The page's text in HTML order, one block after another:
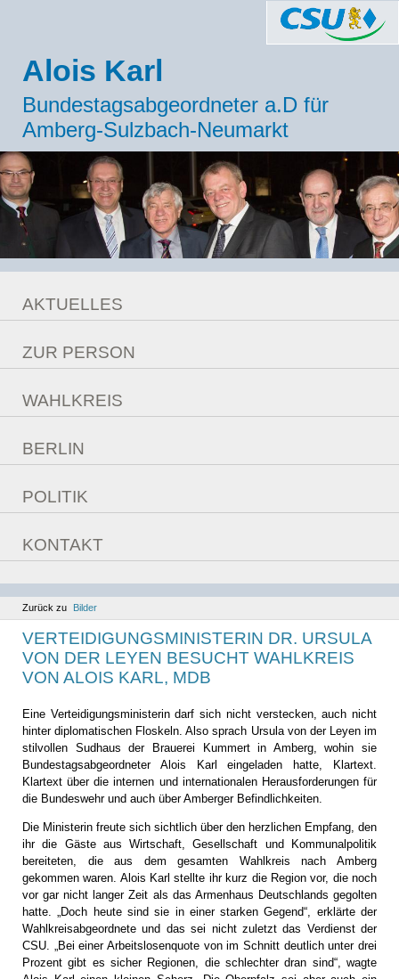
Alois Karl
Bundestagsabgeordneter a.D für
Amberg-Sulzbach-Neumarkt
AKTUELLES
Berlin Ticker
ZUR PERSON
Überzeugungen
WAHLKREIS
Bilder
BERLIN
Reden
POLITIK
Bilanz
Ziele
Kommunales
KONTAKT
Berlinfahrt
Zurück zu Bilder
VERTEIDIGUNGSMINISTERIN DR. URSULA
VON DER LEYEN BESUCHT WAHLKREIS
VON ALOIS KARL, MDB
Eine Verteidigungsministerin darf sich nicht verstecken, auch nicht
hinter diplomatischen Floskeln. Also sprach Ursula von der Leyen im
stilvollen Sudhaus der Brauerei Kummert in Amberg, wohin sie
Bundestagsabgeordneter Alois Karl eingeladen hatte, Klartext.
Klartext über die internen und internationalen Herausforderungen für
die Bundeswehr und auch über Amberger Befindlichkeiten.
Die Ministerin freute sich sichtlich über den herzlichen Empfang, den
ihr die Gäste aus Wirtschaft, Gesellschaft und Kommunalpolitik
bereiteten, die aus dem gesamten Wahlkreis nach Amberg
gekommen waren. Alois Karl stellte ihr kurz die Region vor, die noch
vor gar nicht langer Zeit als das Armenhaus Deutschlands gegolten
hatte. „Doch heute sind sie in einer starken Gegend“, erklärte der
Wahlkreisabgeordnete und das sei nicht zuletzt das Verdienst der
CSU. „Bei einer Arbeitslosenquote von im Schnitt deutlich unter drei
Prozent gibt es sicher Regionen, die schlechter dran sind“, wagte